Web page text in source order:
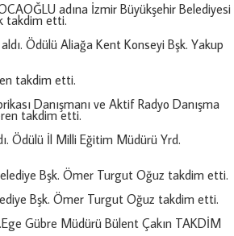
adına İzmir Büyükşehir Belediyesi
takdim etti.
Ödülü Aliağa Kent Konseyi Bşk. Yakup
takdim etti.
Danışmanı ve Aktif Radyo Danışma
takdim etti.
Ödülü İl Milli Eğitim Müdürü Yrd.
Bşk. Ömer Turgut Oğuz takdim etti.
Bşk. Ömer Turgut Oğuz takdim etti.
Gübre Müdürü Bülent Çakın TAKDİM